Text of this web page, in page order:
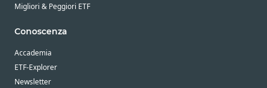
Migliori & Peggiori ETF
Conoscenza
Accademia
ETF-Explorer
Newsletter